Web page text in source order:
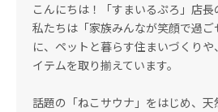
こんにちは！「すまいるぷろ」店長
私たちは「家族みんなが笑顔で過
に、ペットと暮らす住まいづくり
イテムを取り揃えています。
話題の「ねこサウナ」をはじめ、